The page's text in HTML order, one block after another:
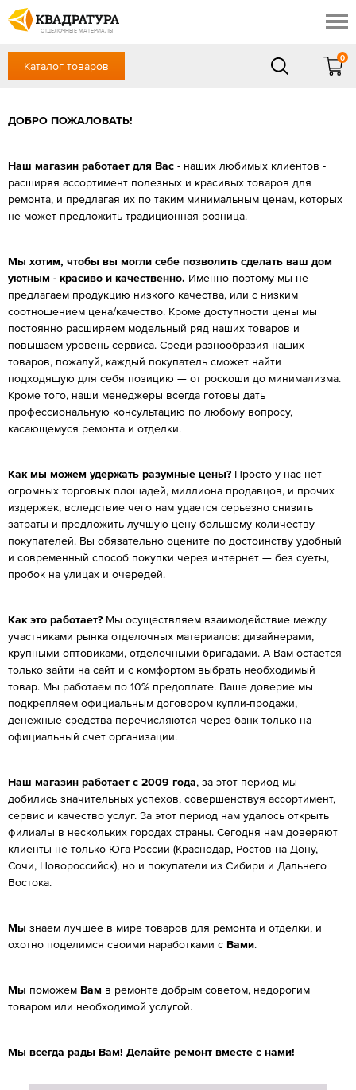
ОТДЕЛОЧНЫЕ МАТЕРИАЛЫ
Скидки
Акции
Готовые решения
Доставка и оплата
Отзывы
+7 (863) 309-13-16
Сб, Вс — выходной
Вход / Регистрация
Каталог товаров
0
ДОБРО ПОЖАЛОВАТЬ!
Наш магазин работает для Вас - наших любимых клиентов -
расширяя ассортимент полезных и красивых товаров для
ремонта, и предлагая их по таким минимальным ценам, которых
не может предложить традиционная розница.
Мы хотим, чтобы вы могли себе позволить сделать ваш дом
уютным - красиво и качественно. Именно поэтому мы не
предлагаем продукцию низкого качества, или с низким
соотношением цена/качество. Кроме доступности цены мы
постоянно расширяем модельный ряд наших товаров и
повышаем уровень сервиса. Среди разнообразия наших
товаров, пожалуй, каждый покупатель сможет найти
подходящую для себя позицию — от роскоши до минимализма.
Кроме того, наши менеджеры всегда готовы дать
профессиональную консультацию по любому вопросу,
касающемуся ремонта и отделки.
Как мы можем удержать разумные цены? Просто у нас нет
огромных торговых площадей, миллиона продавцов, и прочих
издержек, вследствие чего нам удается серьезно снизить
затраты и предложить лучшую цену большему количеству
покупателей. Вы обязательно оцените по достоинству удобный
и современный способ покупки через интернет — без суеты,
пробок на улицах и очередей.
Как это работает? Мы осуществляем взаимодействие между
участниками рынка отделочных материалов: дизайнерами,
крупными оптовиками, отделочными бригадами. А Вам остается
только зайти на сайт и с комфортом выбрать необходимый
товар. Мы работаем по 10% предоплате. Ваше доверие мы
подкрепляем официальным договором купли-продажи,
денежные средства перечисляются через банк только на
официальный счет организации.
Наш магазин работает с 2009 года, за этот период мы
добились значительных успехов, совершенствуя ассортимент,
сервис и качество услуг. За этот период нам удалось открыть
филиалы в нескольких городах страны. Сегодня нам доверяют
клиенты не только Юга России (Краснодар, Ростов-на-Дону,
Сочи, Новороссийск), но и покупатели из Сибири и Дальнего
Востока.
Мы знаем лучшее в мире товаров для ремонта и отделки, и
охотно поделимся своими наработками с Вами.
Мы поможем Вам в ремонте добрым советом, недорогим
товаром или необходимой услугой.
Мы всегда рады Вам! Делайте ремонт вместе с нами!